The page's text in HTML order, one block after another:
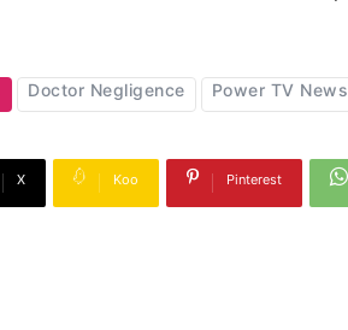
Doctor Negligence Power TV News
X Koo Pinterest